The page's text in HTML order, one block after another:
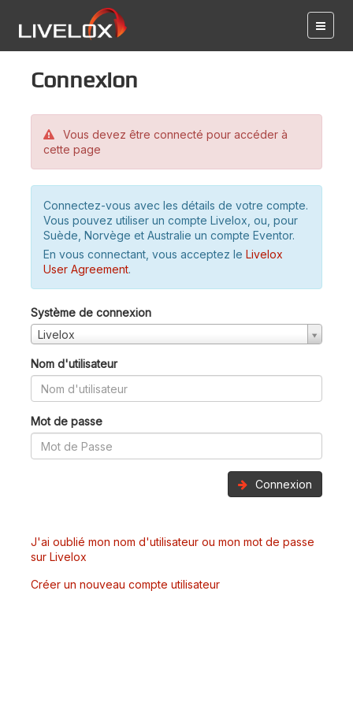
Connexion
Vous devez être connecté pour accéder à
cette page
Connectez-vous avec les détails de votre compte.
Vous pouvez utiliser un compte Livelox, ou, pour
Suède, Norvège et Australie un compte Eventor.
En vous connectant, vous acceptez le Livelox
User Agreement.
Système de connexion
Livelox
Nom d'utilisateur
Mot de passe
Connexion
J'ai oublié mon nom d'utilisateur ou mon mot de passe
sur Livelox
Créer un nouveau compte utilisateur